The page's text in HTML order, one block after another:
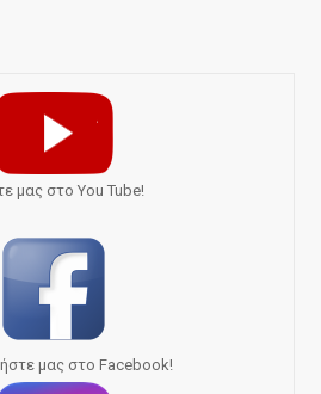
μας στο You Tube!
μας στο Facebook!